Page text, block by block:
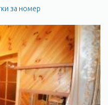
за номер